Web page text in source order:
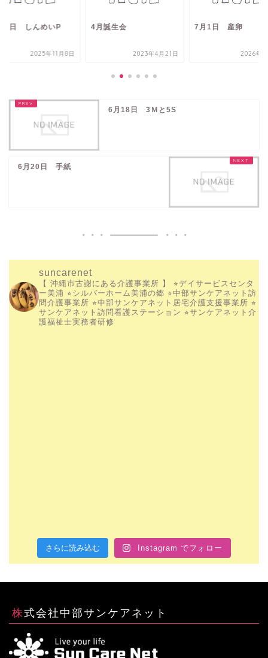
8日 しんめいP
2025年11月8日
4月誕生会
2023年4月21日
7月1日 産卵
2026年7
6月18日 3Ｍと5S
6月20日 手紙
suncarenet
【 沖縄市古謝にある介護事業所 】
⭐︎デイサービスセンタ
ー美浦 ⭐︎シルバーホーム美浦の郷 ⭐︎中部サンケアネット訪
問介護事業所 ⭐︎中部サンケアネット居宅介護支援事業所 ⭐︎
サンケアネット訪問看護ステーション ⭐︎サンケアネット介
護福祉士実務者研修
さらに読み込む Instagram でフォロー
株式会社中部サンケアネット